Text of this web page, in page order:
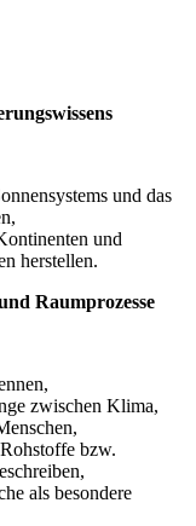
und das
und
herstellen.
Raumprozesse
zwischen Klima,
bzw.
als besondere